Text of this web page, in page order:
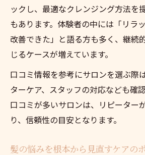
ックし、最適なクレンジング方法を
もあります。体験者の中には「リラ
改善できた」と語る方も多く、継続
じるケースが増えています。
口コミ情報を参考にサロンを選ぶ際
ターケア、スタッフの対応なども確
口コミが多いサロンは、リピーター
り、信頼性の目安となります。
髪の悩みを根本から見直すケアの